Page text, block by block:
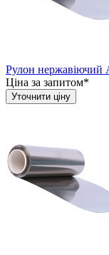
Рулон нержавіючий
Ціна за запитом*
Уточнити ціну